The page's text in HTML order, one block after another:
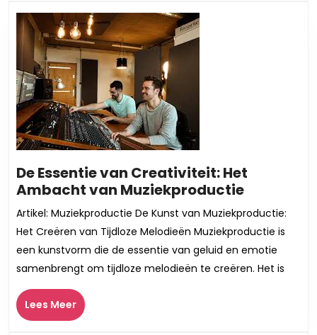
de
Hedendaagse
Muziekscène
De Essentie van Creativiteit: Het
Ambacht van MuziekproductieDe
Essentie
van
Het
Ambacht
Artikel: Muziekproductie De Kunst van Muziekproductie:
Het Creëren van Tijdloze Melodieën Muziekproductie is
een kunstvorm die de essentie van geluid en emotie
samenbrengt om tijdloze melodieën te creëren. Het is
Lees MeerLees
Meer